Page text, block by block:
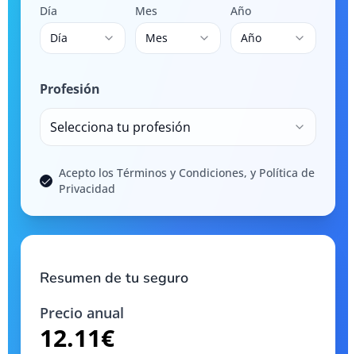
Día
Día
Mes
Mes
Año
Año
Profesión
Selecciona tu profesión
Acepto los Términos y Condiciones, y Política de
Privacidad
Resumen de tu seguro
Precio anual
12.11€